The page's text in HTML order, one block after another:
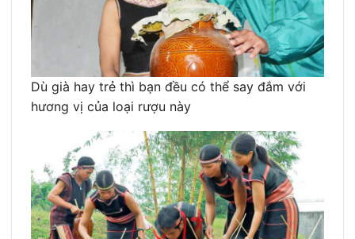
Dù già hay trẻ thì bạn đều có thể say đắm với
hương vị của loại rượu này